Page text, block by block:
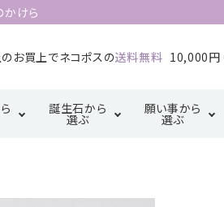
けら
お買上でネコポスの送料無料 10,000円
誕生石から
選ぶ
願い事から
選ぶ